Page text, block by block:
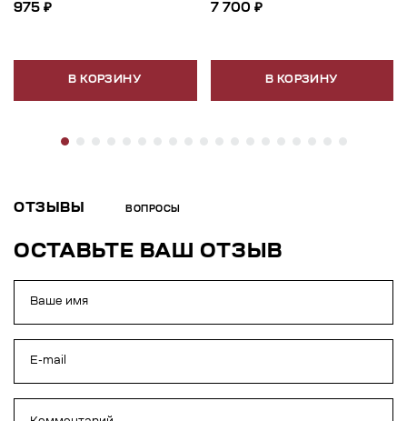
975 ₽
В КОРЗИНУ
7 700 ₽
В КОРЗИНУ
ОТЗЫВЫ ВОПРОСЫ
ОСТАВЬТЕ ВАШ ОТЗЫВ